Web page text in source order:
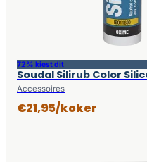
72% kiest dit
Soudal Silirub Color
Accessoires
€21,95/koker